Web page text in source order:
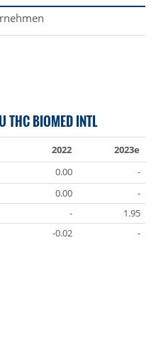
THC BIOMED INTL
2022
2023e
0.00
-
0.00
-
-
1.95
-0.02 -